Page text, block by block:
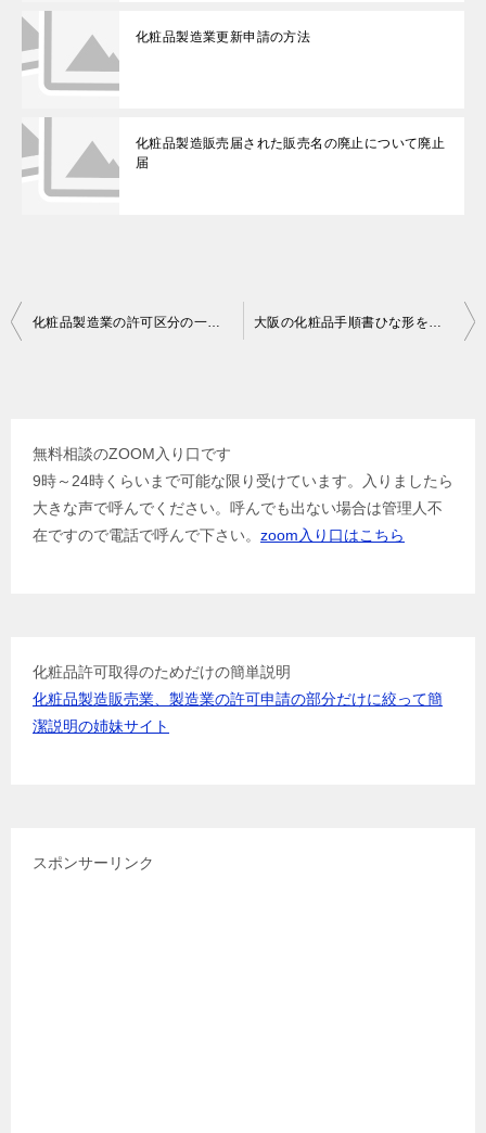
化粧品製造業更新申請の方法
化粧品製造販売届された販売名の廃止について廃止
届
投
化粧品製造業の許可区分の一般と包装表示保管 大阪の化粧品手順書ひな形を使用した悲劇
無料相談のZOOM入り口です
9時～24時くらいまで可能な限り受けています。入りましたら
大きな声で呼んでください。呼んでも出ない場合は管理人不
在ですので電話で呼んで下さい。 zoom入り口はこちら
化粧品許可取得のためだけの簡単説明
化粧品製造販売業、製造業の許可申請の部分だけに絞って簡
潔説明の姉妹サイト
スポンサーリンク